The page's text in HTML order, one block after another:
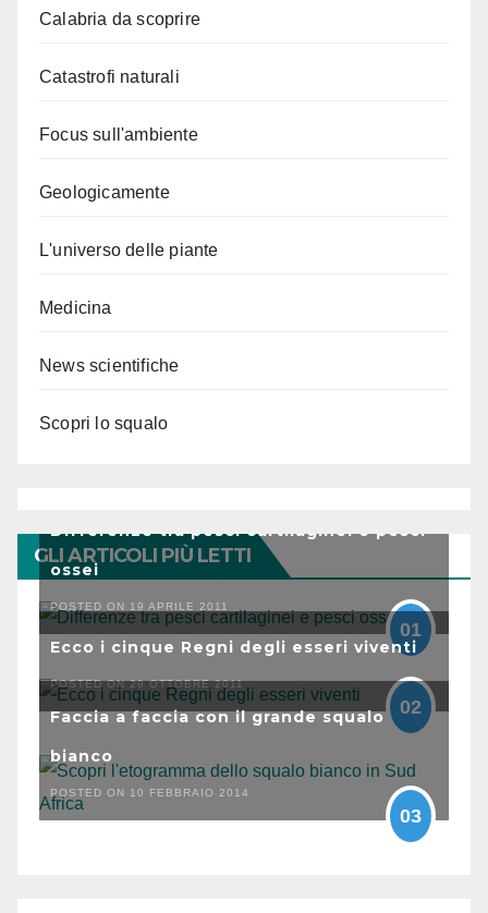
Calabria da scoprire
Catastrofi naturali
Focus sull'ambiente
Geologicamente
L'universo delle piante
Medicina
News scientifiche
Scopri lo squalo
GLI ARTICOLI PIÙ LETTI
Differenze tra pesci cartilaginei e pesci
ossei
POSTED ON 19 APRILE 2011
01
Ecco i cinque Regni degli esseri viventi
POSTED ON 29 OTTOBRE 2011
02
Faccia a faccia con il grande squalo
bianco
POSTED ON 10 FEBBRAIO 2014
03